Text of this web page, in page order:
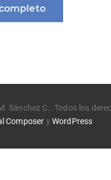
Sánchez C.. Todos los
Composer y WordPress